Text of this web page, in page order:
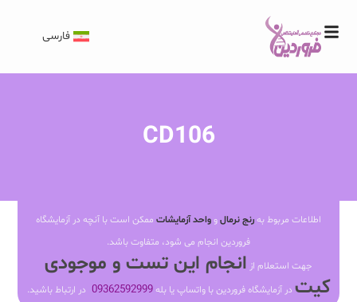
فارسی
CD106
اطلاعات مربوط بهرنج نرمالو واحد آزمایشات ممکن است با آنچه در آزمایشگاه
فروردین انجام می شود، متفاوت باشد.
جهت استعلام از انجام این تست و موجودی
کیت در آزمایشگاه فروردین با واتساپ یا بله09362592999 در ارتباط باشید.